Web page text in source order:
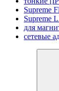
Supreme
Supreme
для
сетевые